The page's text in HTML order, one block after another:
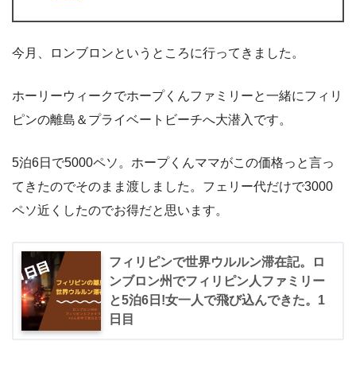
今月、ロンブロンというところに行ってきました。
ホーリーウィークでホープくんファミリーと一緒にフィリ
ピンの離島＆プライベートビーチへ大潜入です。
5泊6日で5000ペソ。ホープくんママがこの価格っと言っ
てきたのでそのまま渡しました。フェリー代だけで3000
ペソ近くしたのでお得だと思います。
フィリピンで世界ウルルン滞在記。ロ
ンブロン州でフィリピン人ファミリー
と5泊6日!女一人で飛び込んできた。1
日目